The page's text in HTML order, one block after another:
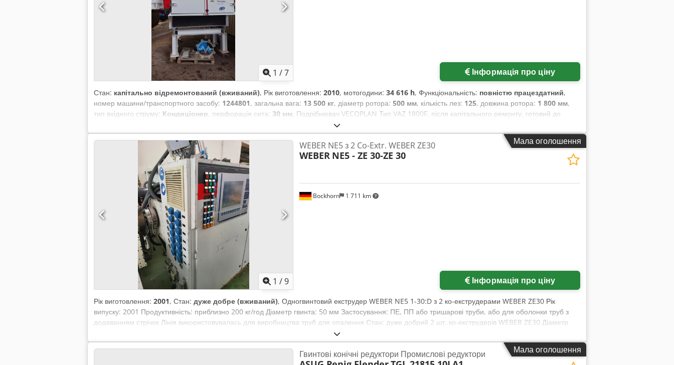
1 /7 Інформація про ціну
Стан: капітально відремонтований (вживаний), Рік виготовлення: 2010, мотогодини: 34 616 h, Функціональність: повністю працездатний,
номер машини/транспортного засобу: 1244801, загальна вага: 13 500 кг, діаметр ротора: 500 мм, кількість лез: 125, довжина ротора: 1 800 мм,
тип вхідного струму: Кондиціонер, перфорація сита: 30 мм, Подрібнювач VECOPLAN Тип VAZ 1800F, після капітального ремонту, готовий до
роботи. Машина повністю справна, було замінено: ріжучу систему (основи ножів, ножі, контрножі, наплавлення ротора), віброгасники, напрямні
планки, сито, мастила в редукторах, електричну, гідравлічну та пневматичну системи. Chodpsvx Rtaefx Abzsa
Мала оголошення
1 /9
Bockhorn 1 711 km
WEBER NE5 з 2 Co-Extr. WEBER ZE30
WEBER NE5 - ZE 30-ZE 30
Інформація про ціну
Рік виготовлення: 2001, Стан: дуже добре (вживаний), Одногвинтовий екструдер WEBER NE5 1-30:D з 2 ко-екструдерами WEBER ZE30 Рік
випуску: 2001 Продуктивність: приблизно 200 кг/год Діаметр гвинта: 50 мм Застосування: ПЕ, ПП або тришарові труби, або для оболонки труб з
додаванням стрічок Лінія використовувалась для виробництва труб для опалення Стан: дуже добрий 2 шт. ко-екструдерів WEBER ZE30 Діаметр
гвинта: 30 мм Codpfx Aehy Tp Dobzoha Лінія для виробництва тришарових труб є моєю власністю Місцезнаходження: Sachal
EXTRUSIONSMACHINEN D-26345 Bockhorn/Grabstede, Німеччина
Мала оголошення
Гвинтові конічні редуктори Промислові редуктори